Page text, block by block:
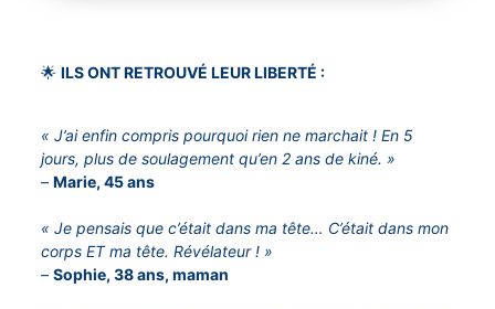
🌟 ILS ONT RETROUVÉ LEUR LIBERTÉ :
« J’ai enfin compris pourquoi rien ne marchait ! En 5
jours, plus de soulagement qu’en 2 ans de kiné. »
– Marie, 45 ans
« Je pensais que c’était dans ma tête… C’était dans mon
corps ET ma tête. Révélateur ! »
– Sophie, 38 ans, maman